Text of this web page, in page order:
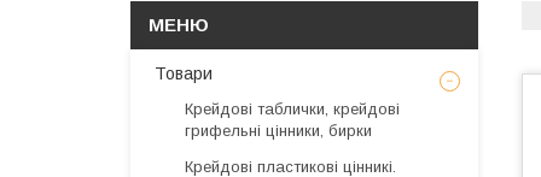
Товари
Крейдові таблички, крейдові
грифельні цінники, бирки
Крейдові пластикові цінникі.